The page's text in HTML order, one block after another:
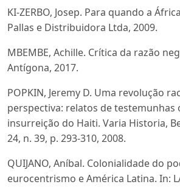
KI-ZERBO, Josep. Para quando a
Pallas e Distribuidora Ltda, 2009.
MBEMBE, Achille. Crítica da razão
Antígona, 2017.
POPKIN, Jeremy D. Uma revolução
perspectiva: relatos de testemunhas
insurreição do Haiti. Varia Historia,
24, n. 39, p. 293-310, 2008.
QUIJANO, Aníbal. Colonialidade do
eurocentrismo e América Latina. In: